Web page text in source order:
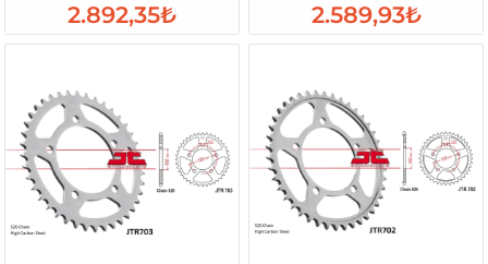
2.892,35₺ 2.589,93₺